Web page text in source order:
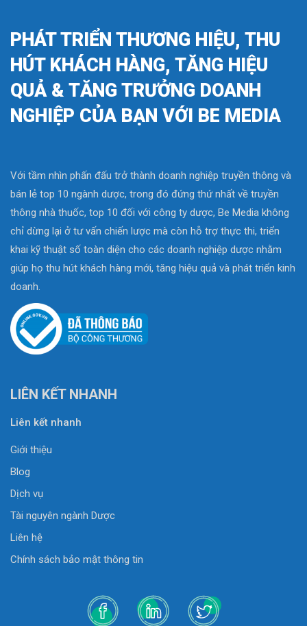
PHÁT TRIỂN THƯƠNG HIỆU, THU
HÚT KHÁCH HÀNG, TĂNG HIỆU
QUẢ & TĂNG TRƯỞNG DOANH
NGHIỆP CỦA BẠN VỚI BE MEDIA
Với tầm nhìn phấn đấu trở thành doanh nghiệp truyền thông và
bán lẻ top 10 ngành dược, trong đó đứng thứ nhất về truyền
thông nhà thuốc, top 10 đối với công ty dược, Be Media không
chỉ dừng lại ở tư vấn chiến lược mà còn hỗ trợ thực thi, triển
khai kỹ thuật số toàn diện cho các doanh nghiệp dược nhằm
giúp họ thu hút khách hàng mới, tăng hiệu quả và phát triển kinh
doanh.
LIÊN KẾT NHANH
Liên kết nhanh
Giới thiệu
Blog
Dịch vụ
Tài nguyên ngành Dược
Liên hệ
Chính sách bảo mật thông tin